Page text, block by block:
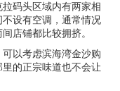
码头区域内有两家相
设有空调，通常情况
店铺都比较拥挤。
以考虑滨海湾金沙购
的正宗味道也不会让